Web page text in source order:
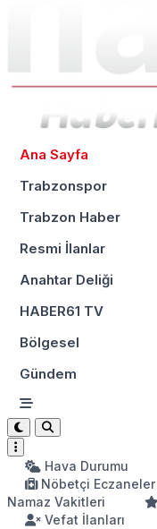
Ana Sayfa
Trabzonspor
Trabzon Haber
Resmi İlanlar
Anahtar Deliği
HABER61 TV
Bölgesel
Gündem
Hava Durumu
Nöbetçi Eczaneler
Namaz Vakitleri
Vefat İlanları